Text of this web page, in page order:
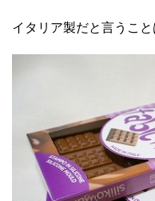
イタリア製だと言うこと